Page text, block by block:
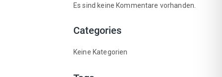
Es sind keine Kommentare vorhanden.
Categories
Keine Kategorien